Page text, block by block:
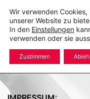
Inhalt
springen
Wir verwenden
unserer Website zu
In den Einstellungen
verwenden oder sie
Zustimmen